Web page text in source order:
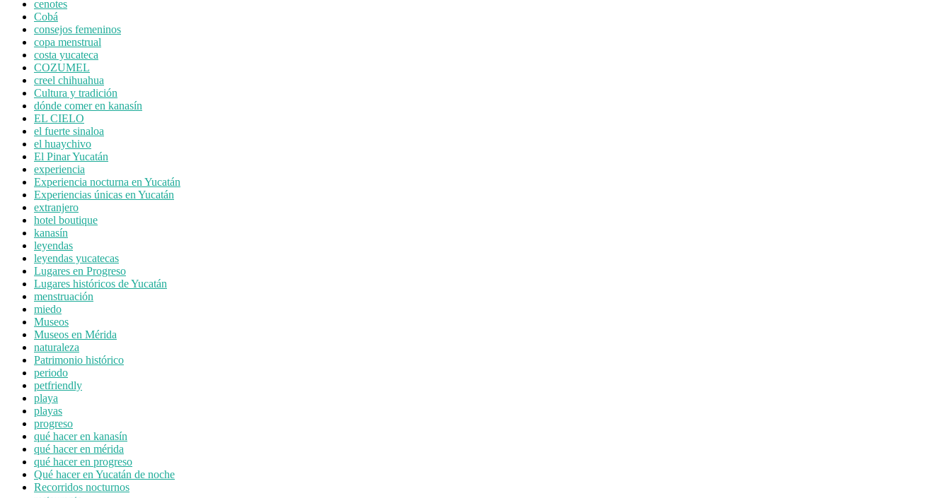
cenotes
Cobá
consejos femeninos
copa menstrual
costa yucateca
COZUMEL
creel chihuahua
Cultura y tradición
dónde comer en kanasín
EL CIELO
el fuerte sinaloa
el huaychivo
El Pinar Yucatán
experiencia
Experiencia nocturna en Yucatán
Experiencias únicas en Yucatán
extranjero
hotel boutique
kanasín
leyendas
leyendas yucatecas
Lugares en Progreso
Lugares históricos de Yucatán
menstruación
miedo
Museos
Museos en Mérida
naturaleza
Patrimonio histórico
periodo
petfriendly
playa
playas
progreso
qué hacer en kanasín
qué hacer en mérida
qué hacer en progreso
Qué hacer en Yucatán de noche
Recorridos nocturnos